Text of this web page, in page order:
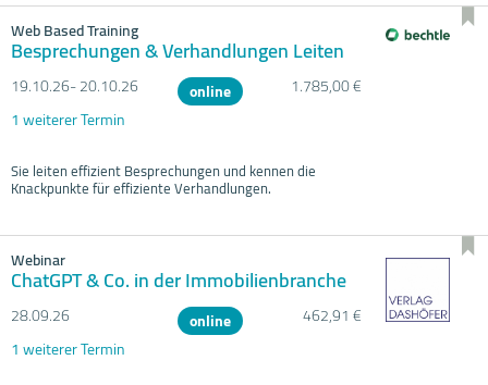
Web Based Training
Besprechungen & Verhandlungen Leiten
19.10.26- 20.10.26 online
1.785,00 €
1 weiterer Termin
Sie leiten effizient Besprechungen und kennen die
Knackpunkte für effiziente Verhandlungen.
Webinar
ChatGPT & Co. in der Immobilienbranche
28.09.26 online
462,91 €
1 weiterer Termin